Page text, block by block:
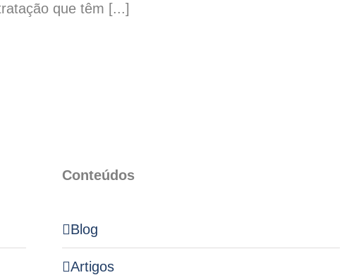
que têm [...]
Conteúdos
Blog
Artigos